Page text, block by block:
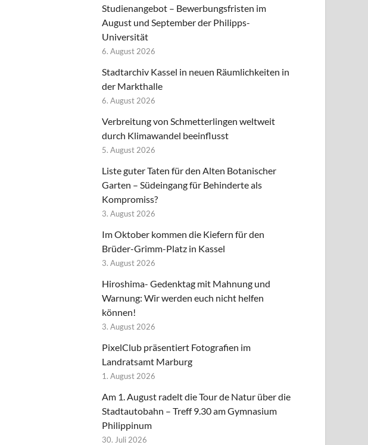
Studienangebot – Bewerbungsfristen im
August und September der Philipps-
Universität
6. August 2026
Stadtarchiv Kassel in neuen Räumlichkeiten in
der Markthalle
6. August 2026
Verbreitung von Schmetterlingen weltweit
durch Klimawandel beeinflusst
5. August 2026
Liste guter Taten für den Alten Botanischer
Garten – Südeingang für Behinderte als
Kompromiss?
3. August 2026
Im Oktober kommen die Kiefern für den
Brüder-Grimm-Platz in Kassel
3. August 2026
Hiroshima- Gedenktag mit Mahnung und
Warnung: Wir werden euch nicht helfen
können!
3. August 2026
PixelClub präsentiert Fotografien im
Landratsamt Marburg
1. August 2026
Am 1. August radelt die Tour de Natur über die
Stadtautobahn – Treff 9.30 am Gymnasium
Philippinum
30. Juli 2026